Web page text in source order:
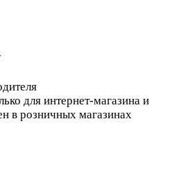
для интернет-магазина и
в розничных магазинах